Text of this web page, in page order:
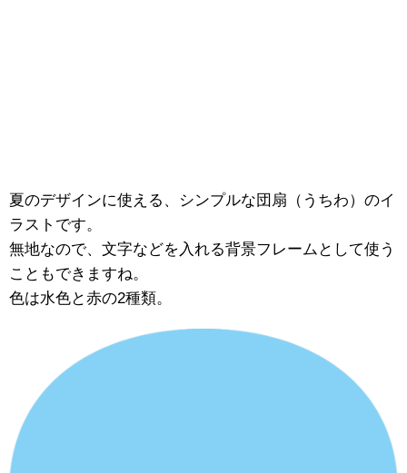
夏のデザインに使える、シンプルな団扇（うちわ）のイ
ラストです。
無地なので、文字などを入れる背景フレームとして使う
こともできますね。
色は水色と赤の2種類。